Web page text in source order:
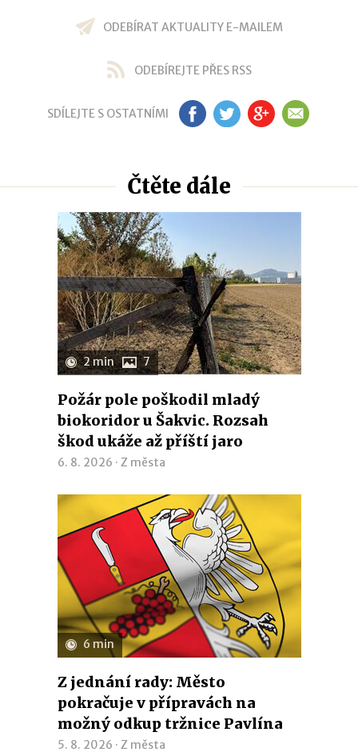
ODEBÍRAT AKTUALITY E-MAILEM
ODEBÍREJTE PŘES RSS
SDÍLEJTE S OSTATNÍMI FB TW GP EM
Čtěte dále
2 min 7
Požár pole poškodil mladý
biokoridor u Šakvic. Rozsah
škod ukáže až příští jaro
6. 8. 2026 · Z města
6 min
Z jednání rady: Město
pokračuje v přípravách na
možný odkup tržnice Pavlína
5. 8. 2026 · Z města